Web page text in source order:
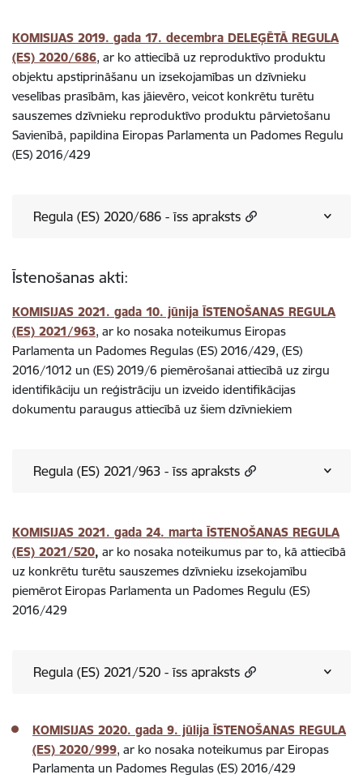
KOMISIJAS 2019. gada 17. decembra DELEĢĒTĀ REGULA
(ES) 2020/686, ar ko attiecībā uz reproduktīvo produktu
objektu apstiprināšanu un izsekojamības un dzīvnieku
veselības prasībām, kas jāievēro, veicot konkrētu turētu
sauszemes dzīvnieku reproduktīvo produktu pārvietošanu
Savienībā, papildina Eiropas Parlamenta un Padomes Regulu
(ES) 2016/429
Regula (ES) 2020/686 - īss apraksts
Īstenošanas akti:
KOMISIJAS 2021. gada 10. jūnija ĪSTENOŠANAS REGULA
(ES) 2021/963, ar ko nosaka noteikumus Eiropas
Parlamenta un Padomes Regulas (ES) 2016/429, (ES)
2016/1012 un (ES) 2019/6 piemērošanai attiecībā uz zirgu
identifikāciju un reģistrāciju un izveido identifikācijas
dokumentu paraugus attiecībā uz šiem dzīvniekiem
Regula (ES) 2021/963 - īss apraksts
KOMISIJAS 2021. gada 24. marta ĪSTENOŠANAS REGULA
(ES) 2021/520, ar ko nosaka noteikumus par to, kā attiecībā
uz konkrētu turētu sauszemes dzīvnieku izsekojamību
piemērot Eiropas Parlamenta un Padomes Regulu (ES)
2016/429
Regula (ES) 2021/520 - īss apraksts
KOMISIJAS 2020. gada 9. jūlija ĪSTENOŠANAS REGULA
(ES) 2020/999, ar ko nosaka noteikumus par Eiropas
Parlamenta un Padomes Regulas (ES) 2016/429